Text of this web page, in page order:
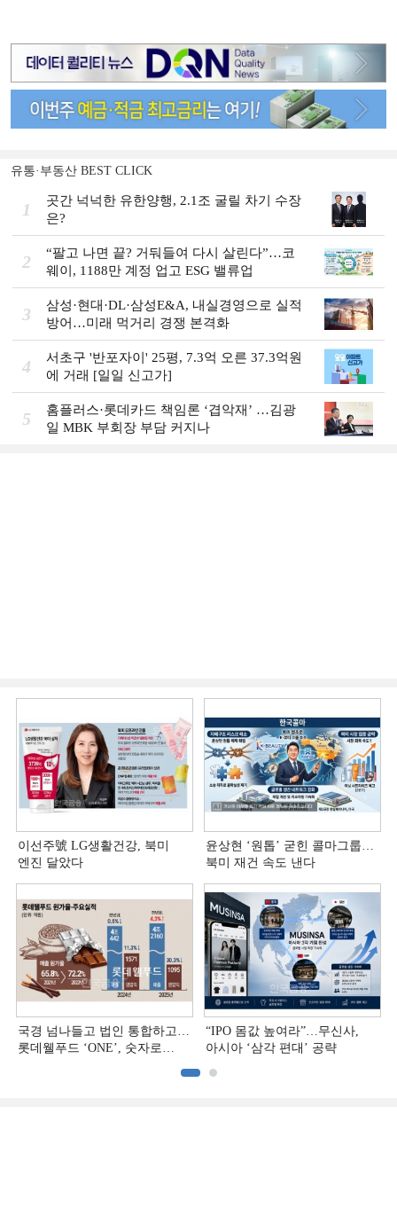
유통·부동산 BEST CLICK
1
곳간 넉넉한 유한양행, 2.1조 굴릴 차기 수장
은?
2
“팔고 나면 끝? 거둬들여 다시 살린다”…코
웨이, 1188만 계정 업고 ESG 밸류업
3
삼성·현대·DL·삼성E&A, 내실경영으로 실적
방어…미래 먹거리 경쟁 본격화
4
서초구 '반포자이' 25평, 7.3억 오른 37.3억원
에 거래 [일일 신고가]
5
홈플러스·롯데카드 책임론 ‘겹악재’ …김광
일 MBK 부회장 부담 커지나
이선주號 LG생활건강, 북미
엔진 달았다
윤상현 ‘원톱ʼ 굳힌 콜마그룹…
북미 재건 속도 낸다
국경 넘나들고 법인 통합하고…
롯데웰푸드 ‘ONE’, 숫자로
“IPO 몸값 높여라”…무신사,
아시아 ‘삼각 편대’ 공략